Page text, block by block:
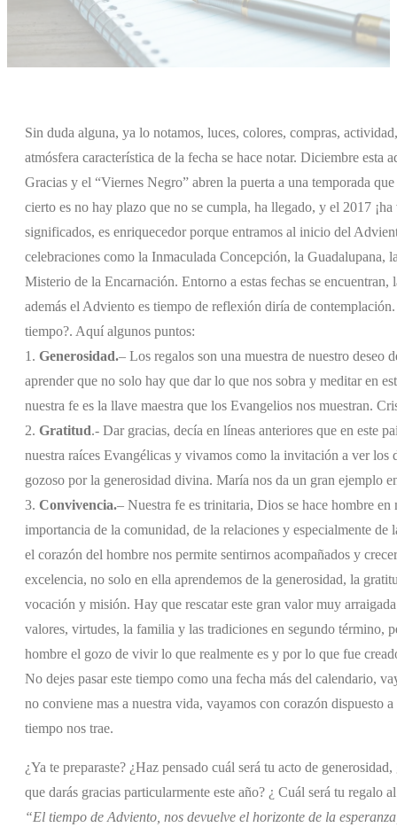
Sin duda alguna, ya lo notamos, luces, colores, compras,
atmósfera característica de la fecha se hace notar. Diciembre esta
Gracias y el “Viernes Negro” abren la puerta a una temporada
cierto es no hay plazo que no se cumpla, ha llegado, y el 2017
significados, es enriquecedor porque entramos al inicio del
celebraciones como la Inmaculada Concepción, la Guadalupana,
Misterio de la Encarnación. Entorno a estas fechas se
además el Adviento es tiempo de reflexión diría de
tiempo?. Aquí algunos puntos:
1. Generosidad.– Los regalos son una muestra de nuestro deseo
aprender que no solo hay que dar lo que nos sobra y meditar en
nuestra fe es la llave maestra que los Evangelios nos muestran.
2. Gratitud.- Dar gracias, decía en líneas anteriores que en este
nuestra raíces Evangélicas y vivamos como la invitación a ver los
gozoso por la generosidad divina. María nos da un gran ejemplo
3. Convivencia.– Nuestra fe es trinitaria, Dios se hace hombre
importancia de la comunidad, de la relaciones y especialmente
el corazón del hombre nos permite sentirnos acompañados y
excelencia, no solo en ella aprendemos de la generosidad, la
vocación y misión. Hay que rescatar este gran valor muy
valores, virtudes, la familia y las tradiciones en segundo término,
hombre el gozo de vivir lo que realmente es y por lo que fue
No dejes pasar este tiempo como una fecha más del calendario,
no conviene mas a nuestra vida, vayamos con corazón
tiempo nos trae.
¿Ya te preparaste? ¿Haz pensado cuál será tu acto de
que darás gracias particularmente este año? ¿ Cuál será tu regalo
“El tiempo de Adviento, nos devuelve el horizonte de la